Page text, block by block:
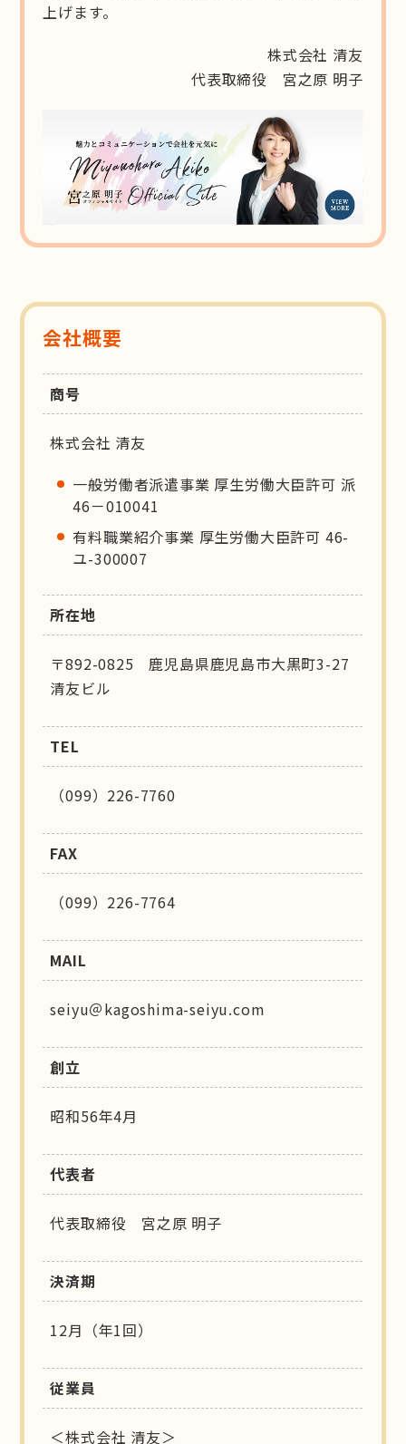
上げます。
株式会社 清友
代表取締役 宮之原 明子
会社概要
商号
株式会社 清友
一般労働者派遣事業 厚生労働大臣許可 派
46－010041
有料職業紹介事業 厚生労働大臣許可 46-
ユ-300007
所在地
〒892-0825 鹿児島県鹿児島市大黒町3-27
清友ビル
TEL
（099）226-7760
FAX
（099）226-7764
MAIL
seiyu＠kagoshima-seiyu.com
創立
昭和56年4月
代表者
代表取締役 宮之原 明子
決済期
12月（年1回）
従業員
＜株式会社 清友＞